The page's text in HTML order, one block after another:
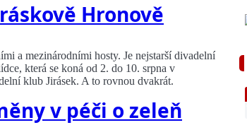
Hronově
a mezinárodními hosty. Je nejstarší divadelní
která se koná od 2. do 10. srpna v
klub Jirásek. A to rovnou dvakrát.
v péči o zeleň